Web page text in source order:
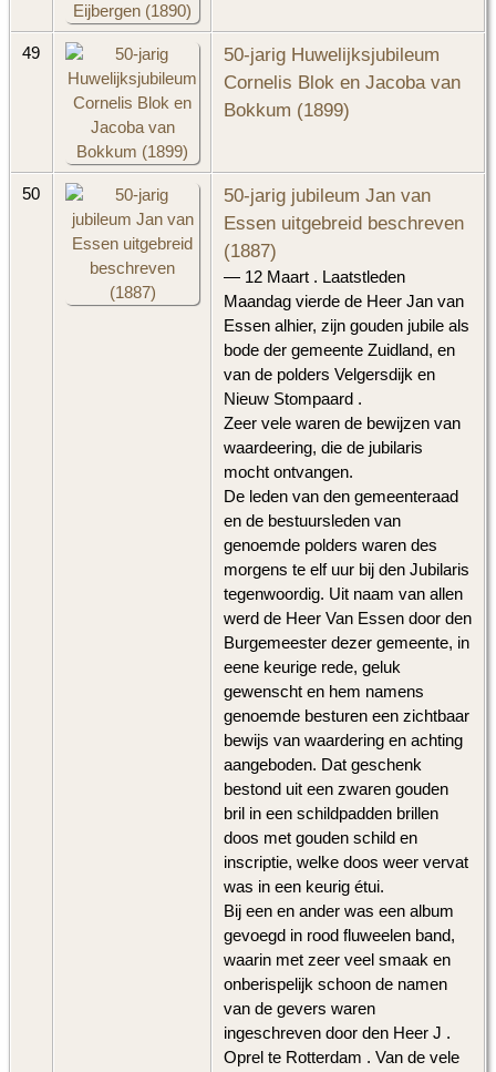
49
50-jarig Huwelijksjubileum
Cornelis Blok en Jacoba van
Bokkum (1899)
50
50-jarig jubileum Jan van
Essen uitgebreid beschreven
(1887)
— 12 Maart . Laatstleden
Maandag vierde de Heer Jan van
Essen alhier, zijn gouden jubile als
bode der gemeente Zuidland, en
van de polders Velgersdijk en
Nieuw Stompaard .
Zeer vele waren de bewijzen van
waardeering, die de jubilaris
mocht ontvangen.
De leden van den gemeenteraad
en de bestuursleden van
genoemde polders waren des
morgens te elf uur bij den Jubilaris
tegenwoordig. Uit naam van allen
werd de Heer Van Essen door den
Burgemeester dezer gemeente, in
eene keurige rede, geluk
gewenscht en hem namens
genoemde besturen een zichtbaar
bewijs van waardering en achting
aangeboden. Dat geschenk
bestond uit een zwaren gouden
bril in een schildpadden brillen
doos met gouden schild en
inscriptie, welke doos weer vervat
was in een keurig étui.
Bij een en ander was een album
gevoegd in rood fluweelen band,
waarin met zeer veel smaak en
onberispelijk schoon de namen
van de gevers waren
ingeschreven door den Heer J .
Oprel te Rotterdam . Van de vele